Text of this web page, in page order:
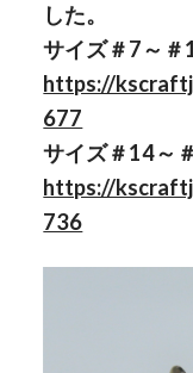
した。
サイズ＃7～
https://
677
サイズ＃14～
https://
736